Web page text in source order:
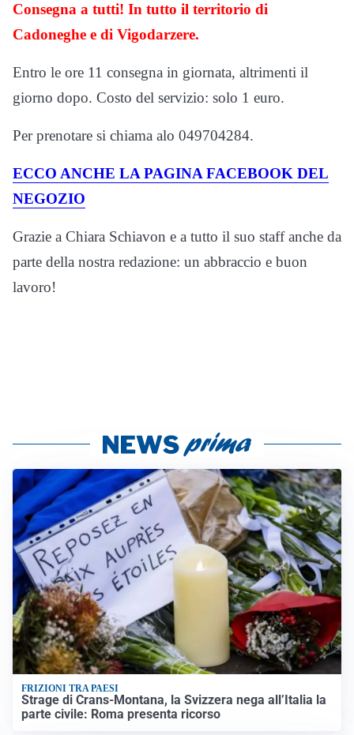
Consegna a tutti! In tutto il territorio di
Cadoneghe e di Vigodarzere.
Entro le ore 11 consegna in giornata, altrimenti il
giorno dopo. Costo del servizio: solo 1 euro.
Per prenotare si chiama alo 049704284.
ECCO ANCHE LA PAGINA FACEBOOK DEL
NEGOZIO
Grazie a Chiara Schiavon e a tutto il suo staff anche da
parte della nostra redazione: un abbraccio e buon
lavoro!
FRIZIONI TRA PAESI
Strage di Crans-Montana, la Svizzera nega all’Italia la
parte civile: Roma presenta ricorso